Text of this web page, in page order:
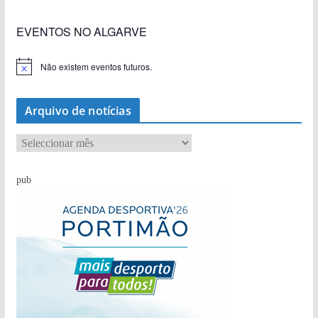
EVENTOS NO ALGARVE
Não existem eventos futuros.
Arquivo de notícias
A
q
pub